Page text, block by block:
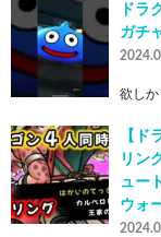
ドラ
ガチ
欲し
【ド
リン
ュー
ウォ